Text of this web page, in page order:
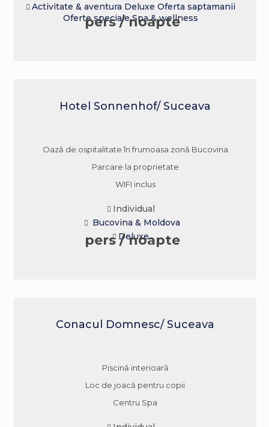
Activitate & aventura Deluxe Oferta saptamanii
Oferte specialeSpa & wellness
pers / noapte
Hotel Sonnenhof/ Suceava
Oază de ospitalitate în frumoasa zonă Bucovina
Parcare la proprietate
WIFI inclus
Individual
Bucovina & Moldova
Deluxe
pers / noapte
Conacul Domnesc/ Suceava
Piscină interioară
Loc de joacă pentru copii
Centru Spa